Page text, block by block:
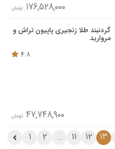
176,528,000 تومان
گردنبند طلا زنجیری پاپیون تراش و
مروارید
4.8
47,748,900 تومان
1 2 … 11 12 13